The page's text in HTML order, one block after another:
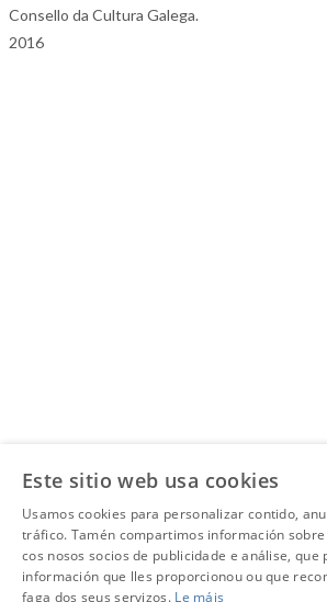
Consello da Cultura Galega.
2016
Este sitio web usa cookies
Usamos cookies para personalizar contido,
tráfico. Tamén compartimos información
cos nosos socios de publicidade e análise,
información que lles proporcionou ou que
faga dos seus servizos. Le máis